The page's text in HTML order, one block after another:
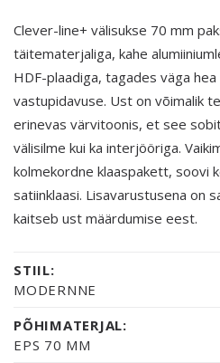
Clever-line+ välisukse 70 mm
täitematerjaliga, kahe
HDF-plaadiga, tagades väga
vastupidavuse. Ust on võimalik
erinevas värvitoonis, et see
välisilme kui ka interjööriga.
kolmekordne klaaspakett, soovi
satiinklaasi. Lisavarustusena on
kaitseb ust määrdumise eest.
STIIL:
MODERNNE
PÕHIMATERJAL:
EPS 70 MM